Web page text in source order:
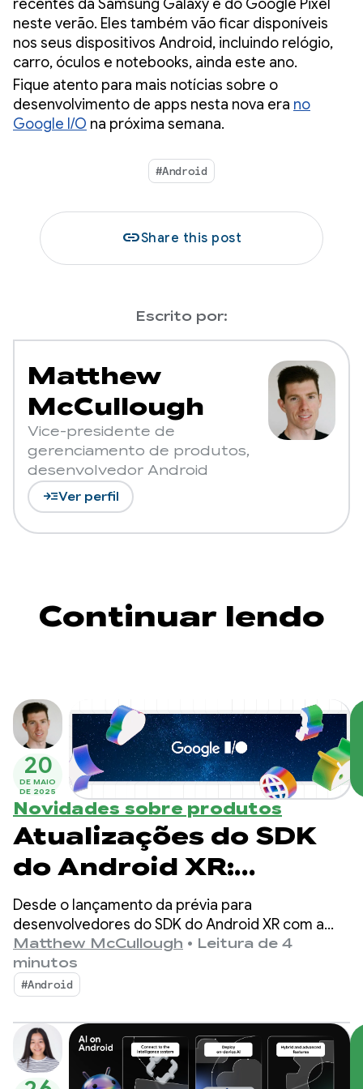
recentes da Samsung Galaxy e do Google Pixel
neste verão. Eles também vão ficar disponíveis
nos seus dispositivos Android, incluindo relógio,
carro, óculos e notebooks, ainda este ano.
Fique atento para mais notícias sobre o
desenvolvimento de apps nesta nova era no
Google I/O na próxima semana.
#Android
linkShare this post
Escrito por:
Matthew
McCullough
Vice-presidente de
gerenciamento de produtos,
desenvolvedor Android
read_moreVer perfil
Continuar lendo
20
DE MAIO
DE 2025
Novidades sobre produtos
Atualizações do SDK
do Android XR:
apresentação da
prévia para
desenvolvedores 2
Desde o lançamento da prévia para
desenvolvedores do SDK do Android XR com a
Samsung, a Qualcomm e a Unity no ano passado,
ficamos impressionados com todo o entusiasmo
que ouvimos da comunidade Android mais ampla.
Matthew McCullough • Leitura de 4
minutos
#Android